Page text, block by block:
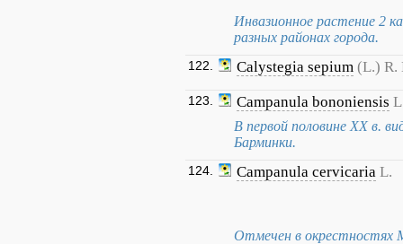
Инвазионное растение 2
разных районах города.
122. Calystegia sepium (L.) R.
123. Campanula bononiensis
В первой половине XX в.
Барминки.
124. Campanula cervicaria L.
Отмечен в окрестностях